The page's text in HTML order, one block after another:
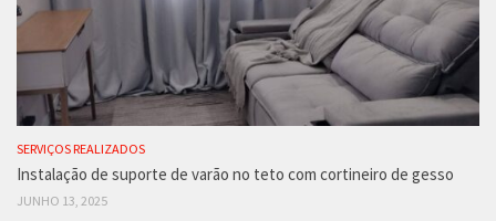
SERVIÇOS REALIZADOS
Instalação de suporte de varão no teto com cortineiro de gesso
JUNHO 13, 2025